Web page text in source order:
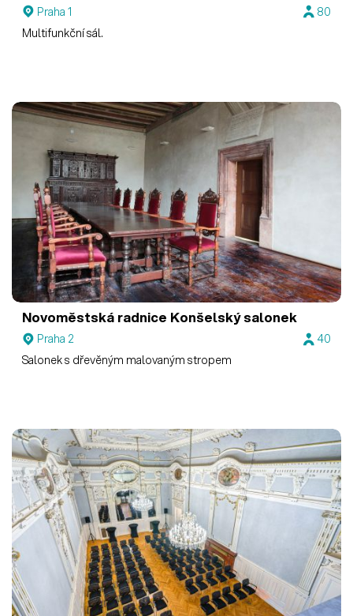
Praha 1
80
Multifunkční sál.
Novoměstská radnice Konšelský salonek
Praha 2
40
Salonek s dřevěným malovaným stropem